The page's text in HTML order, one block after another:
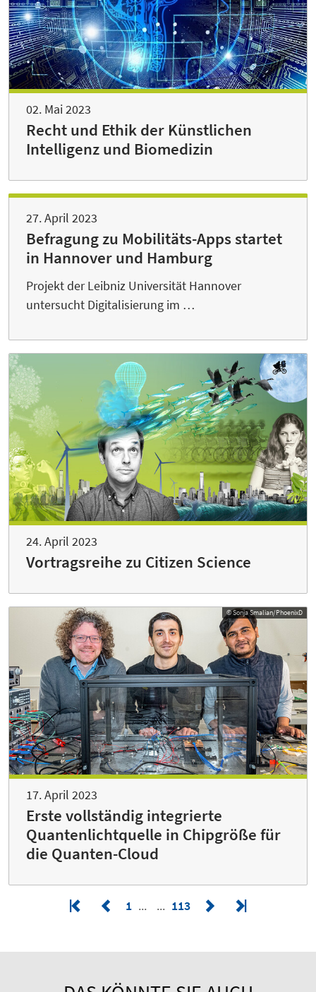
02. Mai 2023
Recht und Ethik der Künstlichen
Intelligenz und Biomedizin
27. April 2023
Befragung zu Mobilitäts-Apps startet
in Hannover und Hamburg
Projekt der Leibniz Universität Hannover
untersucht Digitalisierung im …
24. April 2023
Vortragsreihe zu Citizen Science
© Sonja Smalian/PhoenixD
17. April 2023
Erste vollständig integrierte
Quantenlichtquelle in Chipgröße für
die Quanten-Cloud
1 113